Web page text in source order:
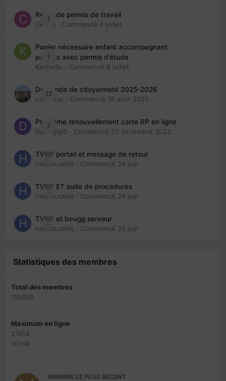
1
Refus de permis de travail
Cedbri · Commencé 4 juillet
1
Papier nécessaire enfant accompagnant
parents avec permis d’étude
KarineBo · Commencé 8 juillet
12
Demande de citoyenneté 2025-2026
nanancyr · Commencé 18 août 2025
7
Problème renouvellement carte RP en ligne
Davidgigi5 · Commencé 22 décembre 2022
0
TVRP portail et message de retour
hellodutaillis · Commencé 26 juin
0
TVRP ET suite de procédures
hellodutaillis · Commencé 26 juin
0
TVRP et beugg serveur
hellodutaillis · Commencé 25 juin
Statistiques des membres
Total des membres
118858
Maximum en ligne
27414
20 mai
MEMBRE LE PLUS RÉCENT